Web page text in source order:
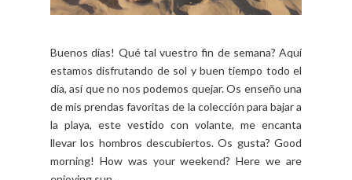
Buenos días! Qué tal vuestro fin de semana? Aquí
estamos disfrutando de sol y buen tiempo todo el
día, así que no nos podemos quejar. Os enseño una
de mis prendas favoritas de la colección para bajar a
la playa, este vestido con volante, me encanta
llevar los hombros descubiertos. Os gusta? Good
morning! How was your weekend? Here we are